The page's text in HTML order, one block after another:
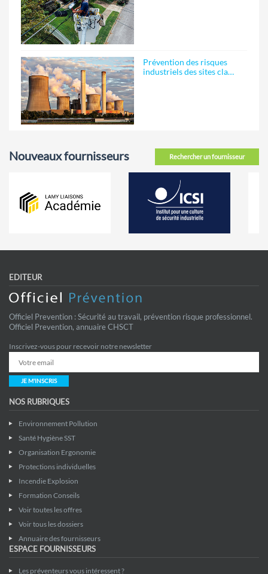
Prévention des risques
industriels des sites cla…
Rechercher un fournisseur
Nouveaux fournisseurs
EDITEUR
Officiel Prevention : Sécurité au travail, prévention risque professionnel.
Officiel Prevention, annuaire CHSCT
Inscrivez-vous pour recevoir notre newsletter
JE M'INSCRIS
NOS RUBRIQUES
Environnement Pollution
Santé Hygiène SST
Organisation Ergonomie
Protections individuelles
Incendie Explosion
Formation Conseils
Voir toutes les offres
Voir tous les dossiers
Annuaire des fournisseurs
ESPACE FOURNISSEURS
Les préventeurs vous intéressent ?